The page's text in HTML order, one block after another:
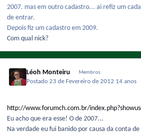
2007. mas em outro cadastro... ai refiz um
de entrar.
Depois fiz um cadastro em 2009.
Com qual nick?
Léoh Monteiru Membros
Postado23 de Fevereiro de 2012 14 anos
http://www.forumch.com.br/
Eu acho que era esse! O de 2007...
Na verdade eu fui banido por causa da conta